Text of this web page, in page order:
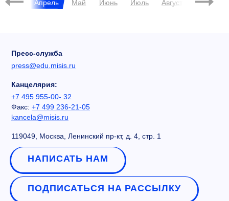
Март Апрель Май Июнь Июль Август Сентябрь
Пресс-служба
press@edu.misis.ru
Канцелярия:
+7 495 955-00- 32
Факс: +7 499 236-21-05
kancela@misis.ru
119049, Москва, Ленинский пр-кт, д. 4, стр. 1
НАПИСАТЬ НАМ
ПОДПИСАТЬСЯ НА РАССЫЛКУ